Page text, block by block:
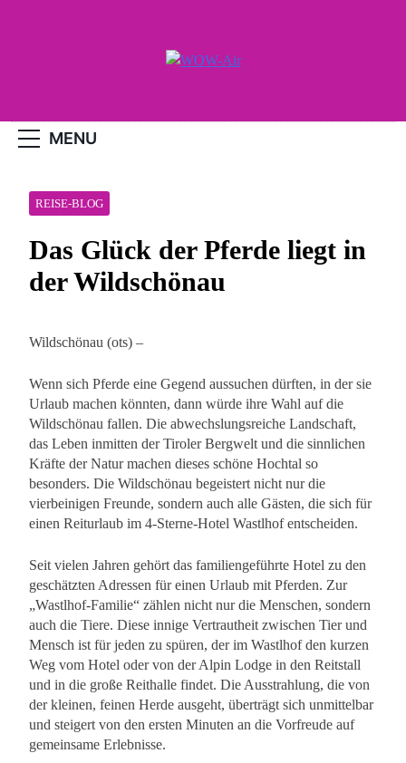
MENU
REISE-BLOG
Das Glück der Pferde liegt in
der Wildschönau
Wildschönau (ots) –
Wenn sich Pferde eine Gegend aussuchen dürften, in der sie
Urlaub machen könnten, dann würde ihre Wahl auf die
Wildschönau fallen. Die abwechslungsreiche Landschaft,
das Leben inmitten der Tiroler Bergwelt und die sinnlichen
Kräfte der Natur machen dieses schöne Hochtal so
besonders. Die Wildschönau begeistert nicht nur die
vierbeinigen Freunde, sondern auch alle Gästen, die sich für
einen Reiturlaub im 4-Sterne-Hotel Wastlhof entscheiden.
Seit vielen Jahren gehört das familiengeführte Hotel zu den
geschätzten Adressen für einen Urlaub mit Pferden. Zur
„Wastlhof-Familie“ zählen nicht nur die Menschen, sondern
auch die Tiere. Diese innige Vertrautheit zwischen Tier und
Mensch ist für jeden zu spüren, der im Wastlhof den kurzen
Weg vom Hotel oder von der Alpin Lodge in den Reitstall
und in die große Reithalle findet. Die Ausstrahlung, die von
der kleinen, feinen Herde ausgeht, überträgt sich unmittelbar
und steigert von den ersten Minuten an die Vorfreude auf
gemeinsame Erlebnisse.